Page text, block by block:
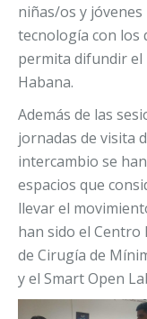
niñas/os y
tecnología con los
permita difundir el
Habana.
Además de las
jornadas de visita
intercambio se
espacios que
llevar el
han sido el Centro
de Cirugía de
y el Smart Open